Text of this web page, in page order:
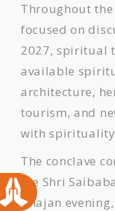
​Throughout
focused on
2027, spiritual
available
architecture,
tourism, and
with
​The conclave
the Shri
bhajan